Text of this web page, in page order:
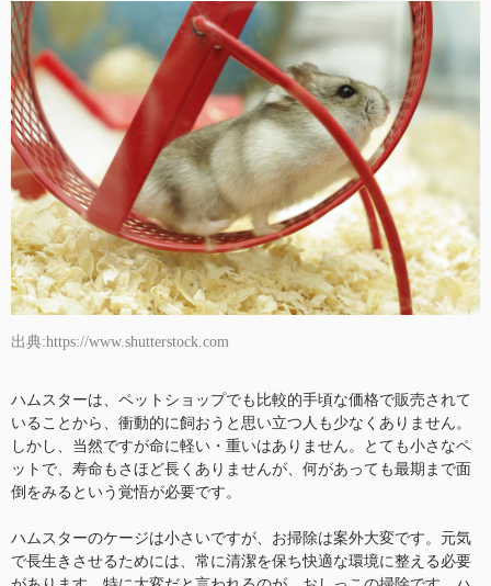
出典:https://www.shutterstock.com
ハムスターは、ペットショップでも比較的手頃な価格で販売されて
いることから、衝動的に飼おうと思い立つ人も少なくありません。
しかし、当然ですが命に軽い・重いはありません。とても小さなペ
ットで、寿命もさほど長くありませんが、何があっても最期まで面
倒をみるという覚悟が必要です。
ハムスターのケージは小さいですが、お掃除は案外大変です。元気
で長生きさせるためには、常に清潔を保ち快適な環境に整える必要